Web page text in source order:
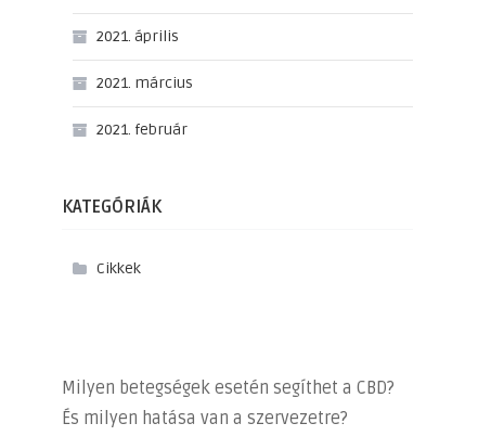
2021. április
2021. március
2021. február
KATEGÓRIÁK
Cikkek
Milyen betegségek esetén segíthet a CBD?
És milyen hatása van a szervezetre?